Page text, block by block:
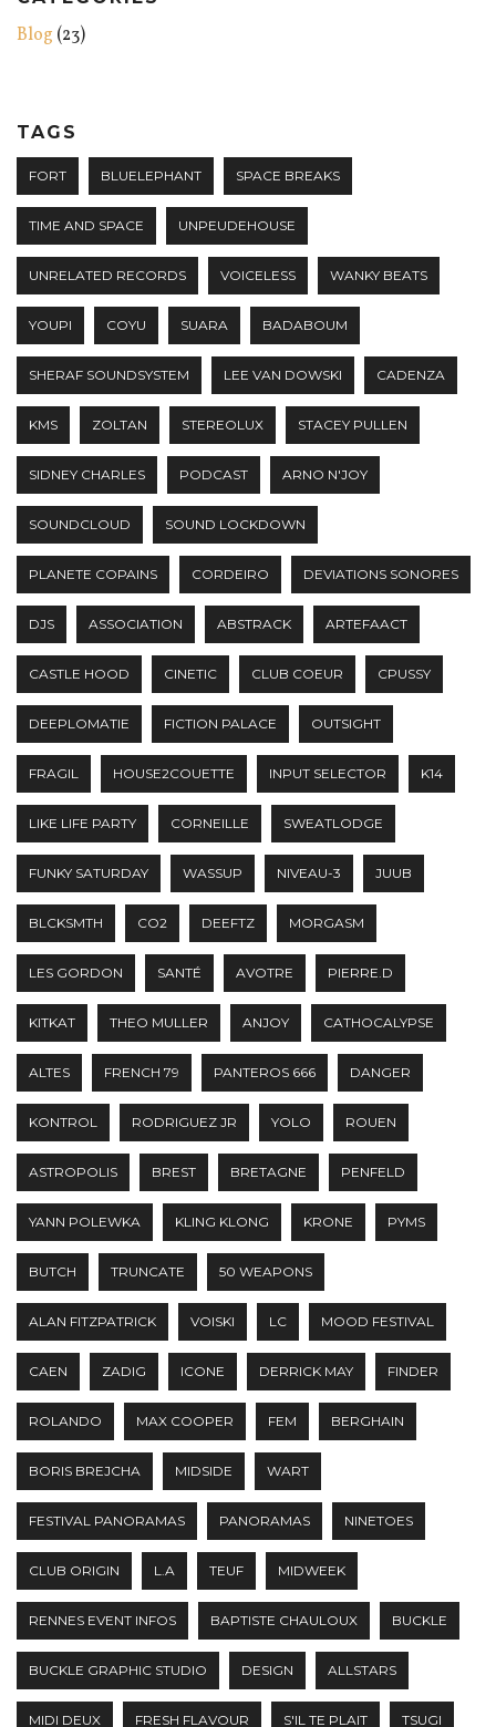
Blog (23)
TAGS
FORT BLUELEPHANT SPACE BREAKS
TIME AND SPACE UNPEUDEHOUSE
UNRELATED RECORDS VOICELESS WANKY BEATS
YOUPI COYU SUARA BADABOUM
SHERAF SOUNDSYSTEM LEE VAN DOWSKI CADENZA
KMS ZOLTAN STEREOLUX STACEY PULLEN
SIDNEY CHARLES PODCAST ARNO N'JOY
SOUNDCLOUD SOUND LOCKDOWN
PLANETE COPAINS CORDEIRO DEVIATIONS SONORES
DJS ASSOCIATION ABSTRACK ARTEFAACT
CASTLE HOOD CINETIC CLUB COEUR CPUSSY
DEEPLOMATIE FICTION PALACE OUTSIGHT
FRAGIL HOUSE2COUETTE INPUT SELECTOR K14
LIKE LIFE PARTY CORNEILLE SWEATLODGE
FUNKY SATURDAY WASSUP NIVEAU-3 JUUB
BLCKSMTH CO2 DEEFTZ MORGASM
LES GORDON SANTÉ AVOTRE PIERRE.D
KITKAT THEO MULLER ANJOY CATHOCALYPSE
ALTES FRENCH 79 PANTEROS 666 DANGER
KONTROL RODRIGUEZ JR YOLO ROUEN
ASTROPOLIS BREST BRETAGNE PENFELD
YANN POLEWKA KLING KLONG KRONE PYMS
BUTCH TRUNCATE 50 WEAPONS
ALAN FITZPATRICK VOISKI LC MOOD FESTIVAL
CAEN ZADIG ICONE DERRICK MAY FINDER
ROLANDO MAX COOPER FEM BERGHAIN
BORIS BREJCHA MIDSIDE WART
FESTIVAL PANORAMAS PANORAMAS NINETOES
CLUB ORIGIN L.A TEUF MIDWEEK
RENNES EVENT INFOS BAPTISTE CHAULOUX BUCKLE
BUCKLE GRAPHIC STUDIO DESIGN ALLSTARS
MIDI DEUX FRESH FLAVOUR S'IL TE PLAIT TSUGI